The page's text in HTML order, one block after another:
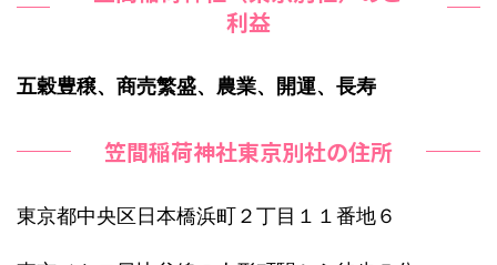
利益
五穀豊穣、商売繁盛、農業、開運、長寿
笠間稲荷神社東京別社の住所
東京都中央区日本橋浜町２丁目１１番地６